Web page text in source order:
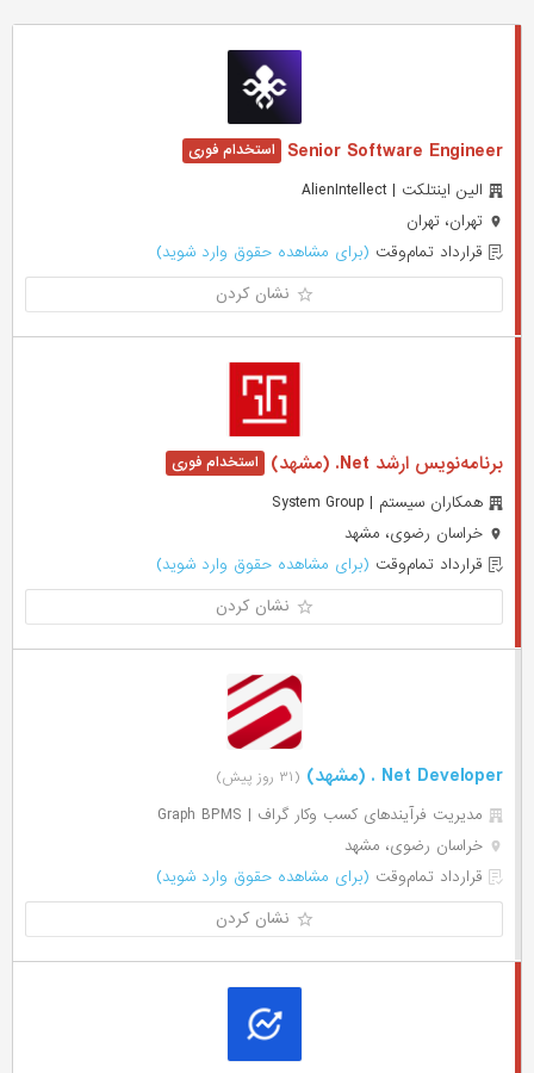
Senior Software Engineer
الین اینتلکت | AlienIntellect
تهران، تهران
قرارداد تمام‌وقت (برای مشاهده حقوق وارد شوید)
نشان کردن
برنامه‌نویس ارشد Net. (مشهد)
همکاران سیستم | System Group
خراسان رضوی، مشهد
قرارداد تمام‌وقت (برای مشاهده حقوق وارد شوید)
نشان کردن
Net Developer . (مشهد) (۳۱ روز پیش)
مدیریت فرآیندهای کسب وکار گراف | Graph BPMS
خراسان رضوی، مشهد
قرارداد تمام‌وقت (برای مشاهده حقوق وارد شوید)
نشان کردن